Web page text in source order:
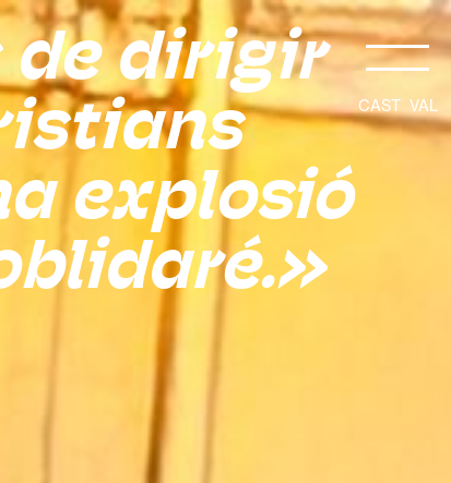
CAST VAL
de dirigir
explosió